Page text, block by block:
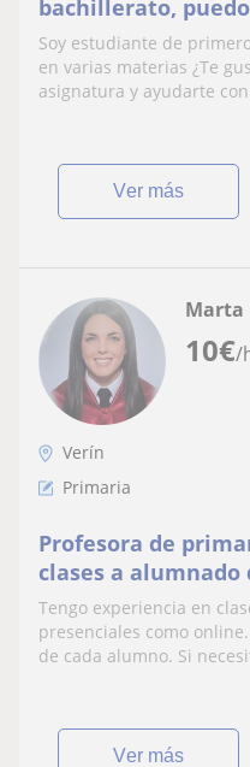
bachillerato,
materias 💖
Soy estudiante de
en varias materias ¿Te
asignatura y ayudarte
ver más
10€/
Marta
Verín
Primaria
Profesora de
clases a alumnado
Tengo experiencia en
presenciales como
de cada alumno. Si
ver más